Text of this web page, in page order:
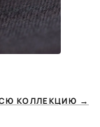
КОЛЛЕКЦИЮ →